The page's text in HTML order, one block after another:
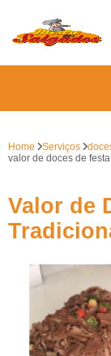
Home Serviços
valor de doces de
Valor de